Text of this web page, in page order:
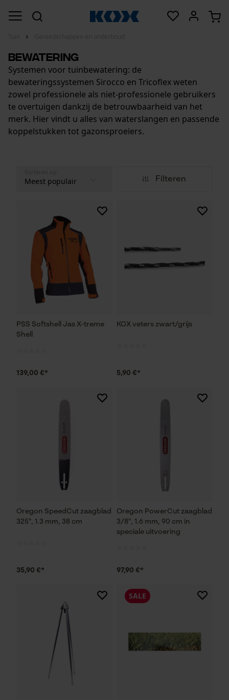
Bewatering
Systemen voor tuinbewatering: de
bewateringssystemen Sirocco en Tricoflex weten
zowel professionele als niet-professionele gebruikers
te overtuigen dankzij de betrouwbaarheid van het
merk. Hier vindt u alles van waterslangen en passende
koppelstukken tot gazonsproeiers.
Filteren
PSS Softshell Jas X-treme
Shell
139,00 €*
KOX veters zwart/grijs
5,90 €*
Oregon SpeedCut zaagblad
325", 1.3 mm, 38 cm
35,90 €*
Oregon PowerCut zaagblad
3/8", 1.6 mm, 90 cm in
speciale uitvoering
97,90 €*
SALE